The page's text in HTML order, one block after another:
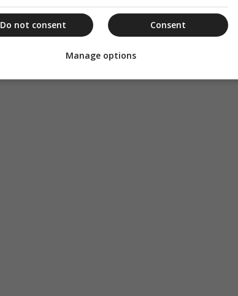
Consent
Do not consent
Manage options